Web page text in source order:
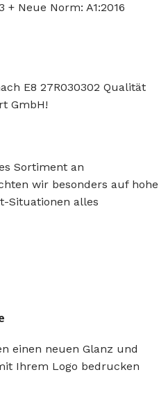
+ Neue Norm: A1:2016
E8 27R030302 Qualität
GmbH!
Sortiment an
wir besonders auf hohe
Situationen alles
einen neuen Glanz und
Ihrem Logo bedrucken